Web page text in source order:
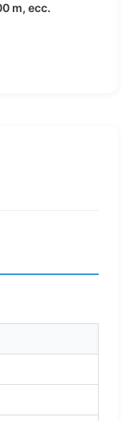
m, ecc.